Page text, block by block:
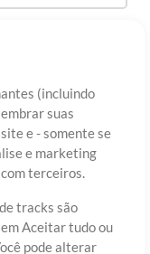
(incluindo
suas
e - somente se
e marketing
terceiros.
tracks são
Aceitar tudo ou
pode alterar
Preferências de
Reservados.